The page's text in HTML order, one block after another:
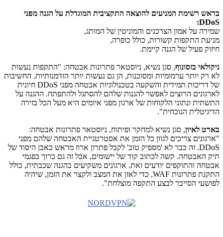
בראש רשימת המניעים להוצאה התקציבית המוגדלת על הגנה מפני
DDoS
:
שמירה על אמון הצרכנים והמוניטין של המותג,
מניעת התקפות קשורות, כולל כופרה,
חיזוק פעיל של הגנה קיימת.
ניקולאי בזסונוף, סגן נשיא, ניוסטאר פתרונות אבטחה: "התקפות נעשות
לא רק יותר ערמומיות ומסוכנות, הן גם נעשות יותר הזדמנותיות. החשיבות
של דריכות תמידית והשקעה בטכנולוגיות אבטחה מפני DDoS חיונית
לארגונים הרוצים לאפשר להגנות שלהם להסתגל ולהתפתח. ההגנה על
התשתית ונתוני הלקוחות של ארגון מפני איומים היא מעל הכל בזירה
הדיגיטלית הנוכחית".
בארט לאיון, סגן נשיא למחקר ופיתוח, ניוסטאר פתרונות אבטחה:
"ארגונים צריכים לגוון כל הזמן את אסטרטגיית האבטחה שלהם מפני
DDoS. זה כבר לא 'מספיק טוב' לקבל פתרון ארוז מראש כאבן היסוד של
תיק האבטחה. קשה לכתוב קוד של יישומים, אבל זה גם כרוך בפגמי
אבטחה והתוקפים יודעים זאת. ארגונים משקיעים בהגנה שכבתית, כולל
התקנת פתרונות WAF, כדי לאזן את המצב ולקצר את הזמן, שיהיה
לפושעי הסייבר לבצע התקפה מוצלחת".